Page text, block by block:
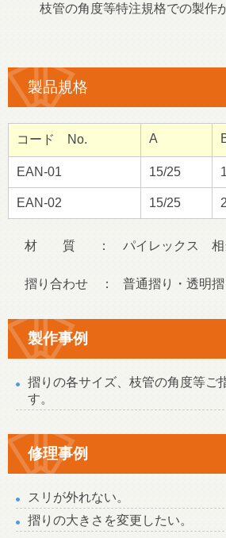
枝管の角度等特注規格での製作
製品規格
コード No. A
EAN-01 15/25
EAN-02 15/25
材 質 ： パイレックス 相
摺り合わせ ： 普通摺り・透明摺
製作事例
摺りの各サイズ、枝管の角度等ご
す。
修理事例
スリが外れない。
摺りの大きさを変更したい。